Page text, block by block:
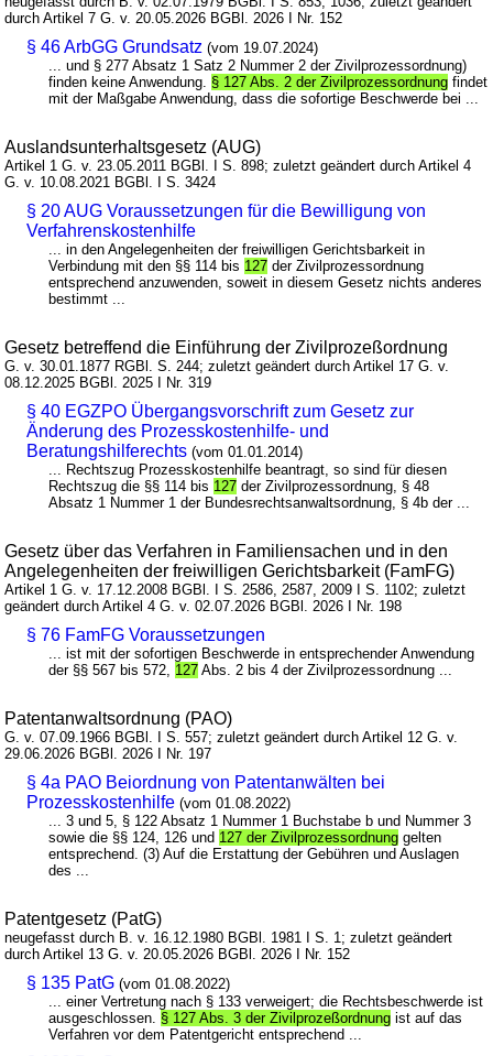
durch Artikel 7 G. v. 20.05.2026 BGBl. 2026 I Nr. 152
§ 46 ArbGG Grundsatz (vom 19.07.2024)
... und § 277 Absatz 1 Satz 2 Nummer 2 der Zivilprozessordnung)
finden keine Anwendung. § 127 Abs. 2 der Zivilprozessordnung findet
mit der Maßgabe Anwendung, dass die sofortige Beschwerde bei ...
Auslandsunterhaltsgesetz (AUG)
Artikel 1 G. v. 23.05.2011 BGBl. I S. 898; zuletzt geändert durch Artikel 4
G. v. 10.08.2021 BGBl. I S. 3424
§ 20 AUG Voraussetzungen für die Bewilligung von
Verfahrenskostenhilfe
... in den Angelegenheiten der freiwilligen Gerichtsbarkeit in
Verbindung mit den §§ 114 bis 127 der Zivilprozessordnung
entsprechend anzuwenden, soweit in diesem Gesetz nichts anderes
bestimmt ...
Gesetz betreffend die Einführung der Zivilprozeßordnung
G. v. 30.01.1877 RGBl. S. 244; zuletzt geändert durch Artikel 17 G. v.
08.12.2025 BGBl. 2025 I Nr. 319
§ 40 EGZPO Übergangsvorschrift zum Gesetz zur
Änderung des Prozesskostenhilfe- und
Beratungshilferechts (vom 01.01.2014)
... Rechtszug Prozesskostenhilfe beantragt, so sind für diesen
Rechtszug die §§ 114 bis 127 der Zivilprozessordnung, § 48
Absatz 1 Nummer 1 der Bundesrechtsanwaltsordnung, § 4b der ...
Gesetz über das Verfahren in Familiensachen und in den
Angelegenheiten der freiwilligen Gerichtsbarkeit (FamFG)
Artikel 1 G. v. 17.12.2008 BGBl. I S. 2586, 2587, 2009 I S. 1102; zuletzt
geändert durch Artikel 4 G. v. 02.07.2026 BGBl. 2026 I Nr. 198
§ 76 FamFG Voraussetzungen
... ist mit der sofortigen Beschwerde in entsprechender Anwendung
der §§ 567 bis 572, 127 Abs. 2 bis 4 der Zivilprozessordnung ...
Patentanwaltsordnung (PAO)
G. v. 07.09.1966 BGBl. I S. 557; zuletzt geändert durch Artikel 12 G. v.
29.06.2026 BGBl. 2026 I Nr. 197
§ 4a PAO Beiordnung von Patentanwälten bei
Prozesskostenhilfe (vom 01.08.2022)
... 3 und 5, § 122 Absatz 1 Nummer 1 Buchstabe b und Nummer 3
sowie die §§ 124, 126 und 127 der Zivilprozessordnung gelten
entsprechend. (3) Auf die Erstattung der Gebühren und Auslagen
des ...
Patentgesetz (PatG)
neugefasst durch B. v. 16.12.1980 BGBl. 1981 I S. 1; zuletzt geändert
durch Artikel 13 G. v. 20.05.2026 BGBl. 2026 I Nr. 152
§ 135 PatG (vom 01.08.2022)
... einer Vertretung nach § 133 verweigert; die Rechtsbeschwerde ist
ausgeschlossen. § 127 Abs. 3 der Zivilprozeßordnung ist auf das
Verfahren vor dem Patentgericht entsprechend ...